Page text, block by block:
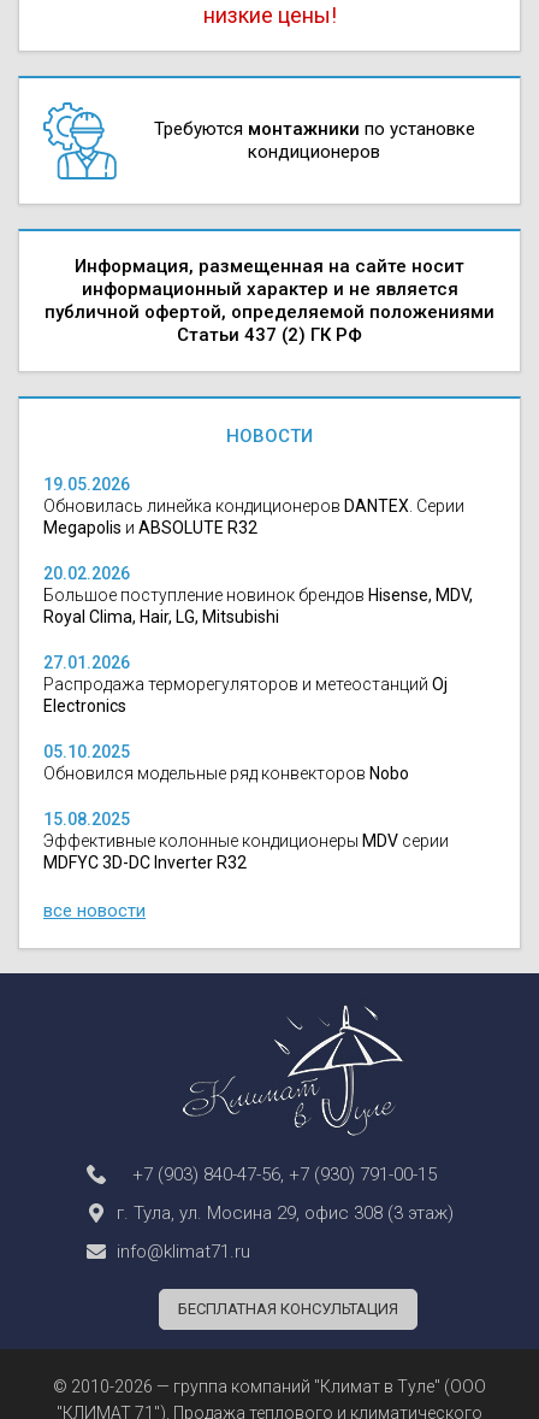
низкие цены!
Требуются монтажники по установке
кондиционеров
Информация, размещенная на сайте носит
информационный характер и не является
публичной офертой, определяемой положениями
Статьи 437 (2) ГК РФ
НОВОСТИ
19.05.2026
Обновилась линейка кондиционеров DANTEX . Серии
Megapolis и ABSOLUTE R32
20.02.2026
Большое поступление новинок брендов Hisense, MDV,
Royal Clima, Hair, LG, Mitsubishi
27.01.2026
Распродажа терморегуляторов и метеостанций Oj
Electronics
05.10.2025
Обновился модельные ряд конвекторов Nobo
15.08.2025
Эффективные колонные кондиционеры MDV серии
MDFYC 3D-DC Inverter R32
все новости
+7 (903) 840-47-56 +7 (930) 791-00-15
г. Тула, ул. Мосина 29, офис 308 (3 этаж)
info@klimat71.ru
БЕСПЛАТНАЯ КОНСУЛЬТАЦИЯ
© 2010-2026 — группа компаний "Климат в Туле" (ООО
"КЛИМАТ 71"). Продажа теплового и климатического